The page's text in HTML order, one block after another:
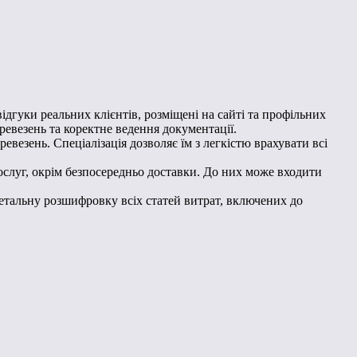
реальних клієнтів, розміщені на сайті та профільних
та коректне ведення документації.
Спеціалізація дозволяє їм з легкістю врахувати всі
окрім безпосередньо доставки. До них може входити
розшифровку всіх статей витрат, включених до